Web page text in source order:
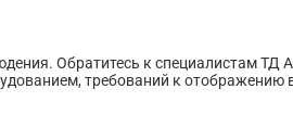
Обратитесь к специалистам
требований к отображению